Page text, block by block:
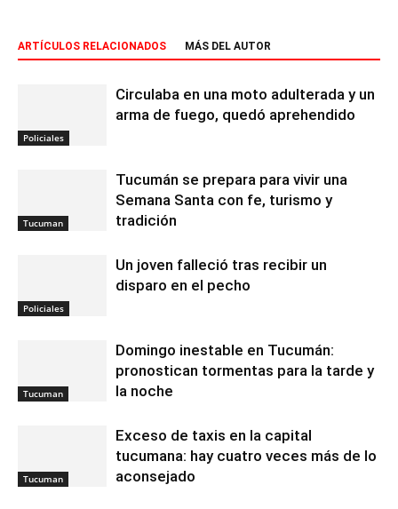
ARTÍCULOS RELACIONADOS MÁS DEL AUTOR
Policiales
Circulaba en una moto adulterada y un
arma de fuego, quedó aprehendido
Tucuman
Tucumán se prepara para vivir una
Semana Santa con fe, turismo y
tradición
Policiales
Un joven falleció tras recibir un
disparo en el pecho
Tucuman
Domingo inestable en Tucumán:
pronostican tormentas para la tarde y
la noche
Tucuman
Exceso de taxis en la capital
tucumana: hay cuatro veces más de lo
aconsejado